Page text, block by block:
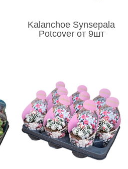
Kalanchoe Synsepala
Potcover от 9шт